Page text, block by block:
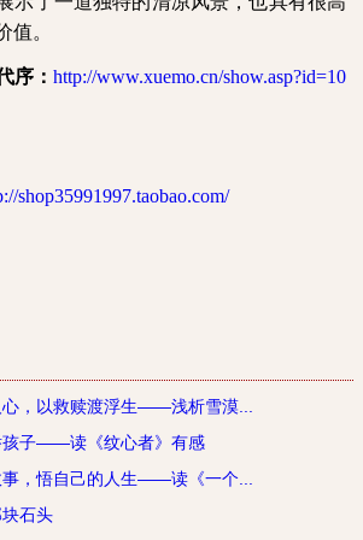
值。
序： http://www.xuemo.cn/show.asp?id=10
shop35991997.taobao.com/
心，以救赎渡浮生——浅析雪漠...
孩子——读《纹心者》有感
，悟自己的人生——读《一个...
石头